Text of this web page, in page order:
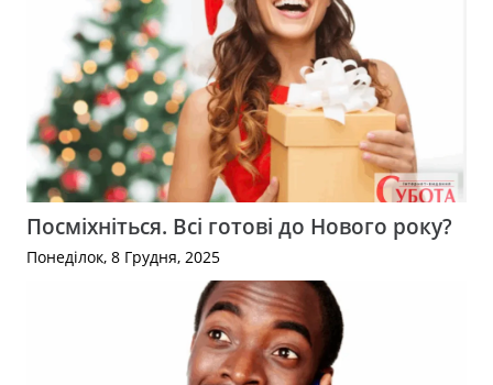
Посміхніться. Всі готові до Нового року?
Понеділок, 8 Грудня, 2025